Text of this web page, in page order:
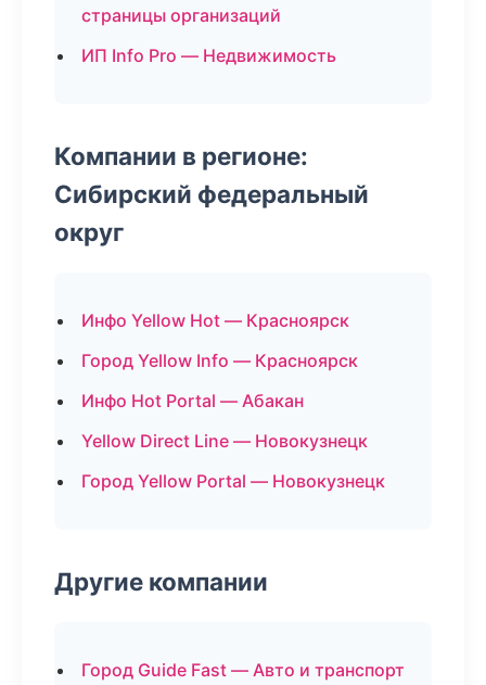
страницы организаций
ИП Info Pro — Недвижимость
Компании в регионе:
Сибирский федеральный
округ
Инфо Yellow Hot — Красноярск
Город Yellow Info — Красноярск
Инфо Hot Portal — Абакан
Yellow Direct Line — Новокузнецк
Город Yellow Portal — Новокузнецк
Другие компании
Город Guide Fast — Авто и транспорт